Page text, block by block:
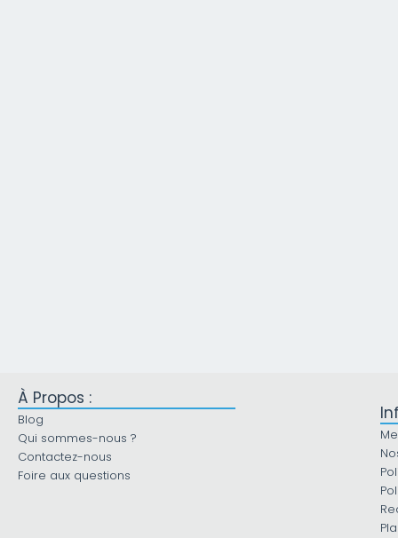
À Propos :
Blog
Qui sommes-nous ?
Contactez-nous
Foire aux questions